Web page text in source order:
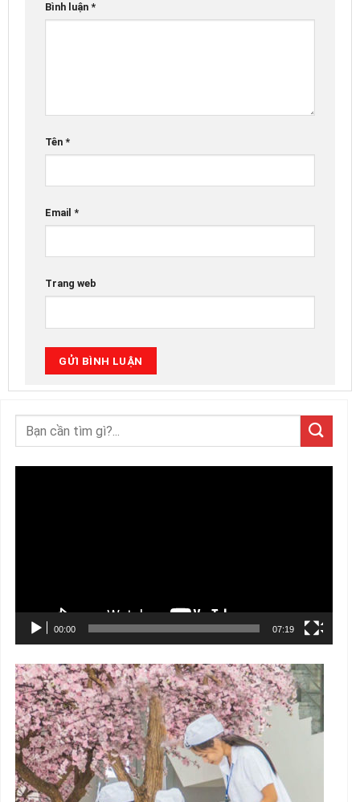
Bình luận *
Tên *
Email *
Trang web
00:00 07:19